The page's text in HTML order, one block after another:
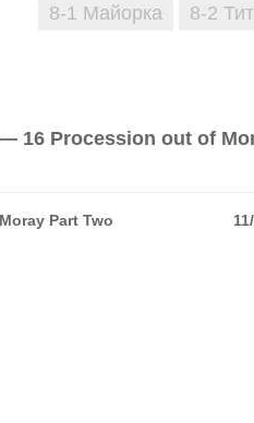
8-2
8-1 Майорка
— 16 Procession out of
Part Two